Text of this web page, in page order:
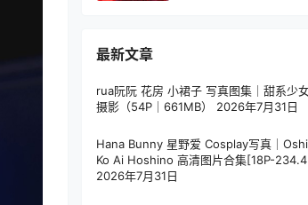
最新文章
rua阮阮 花房 小裙子 写真图集｜甜系少
摄影（54P｜661MB）
2026年7月31日
Hana Bunny 星野爱 Cosplay写真｜
Ko Ai Hoshino 高清图片合集[18P-
2026年7月31日